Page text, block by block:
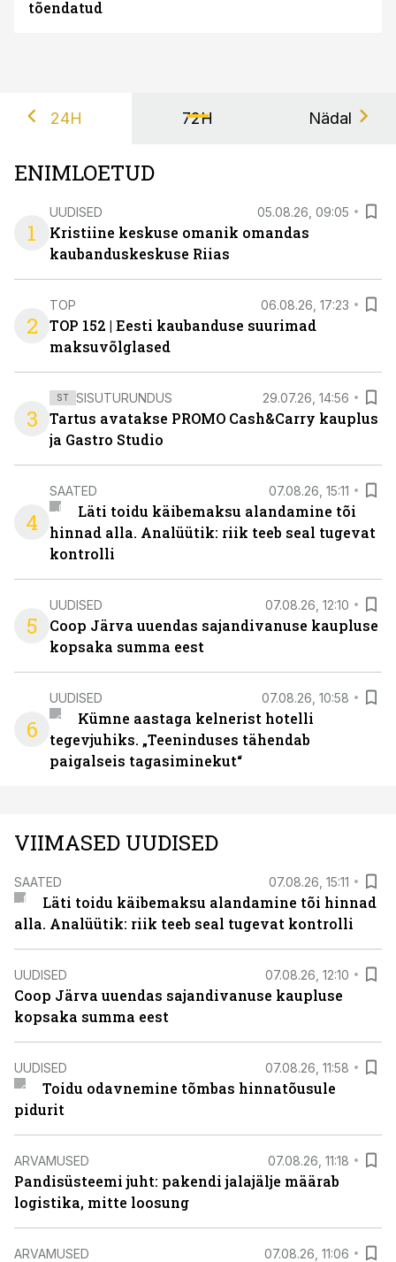
tõendatud
24H 72H Nädal
ENIMLOETUD
1
UUDISED 05.08.26, 09:05
Kristiine keskuse omanik omandas
kaubanduskeskuse Riias
2
TOP 06.08.26, 17:23
TOP 152 | Eesti kaubanduse suurimad
maksuvõlglased
3
ST SISUTURUNDUS 29.07.26, 14:56
Tartus avatakse PROMO Cash&Carry kauplus
ja Gastro Studio
4
SAATED 07.08.26, 15:11
Läti toidu käibemaksu alandamine tõi
hinnad alla. Analüütik: riik teeb seal tugevat
kontrolli
5
UUDISED 07.08.26, 12:10
Coop Järva uuendas sajandivanuse kaupluse
kopsaka summa eest
6
UUDISED 07.08.26, 10:58
Kümne aastaga kelnerist hotelli
tegevjuhiks. „Teeninduses tähendab
paigalseis tagasiminekut“
VIIMASED UUDISED
SAATED 07.08.26, 15:11
Läti toidu käibemaksu alandamine tõi hinnad
alla. Analüütik: riik teeb seal tugevat kontrolli
UUDISED 07.08.26, 12:10
Coop Järva uuendas sajandivanuse kaupluse
kopsaka summa eest
UUDISED 07.08.26, 11:58
Toidu odavnemine tõmbas hinnatõusule
pidurit
ARVAMUSED 07.08.26, 11:18
Pandisüsteemi juht: pakendi jalajälje määrab
logistika, mitte loosung
ARVAMUSED 07.08.26, 11:06